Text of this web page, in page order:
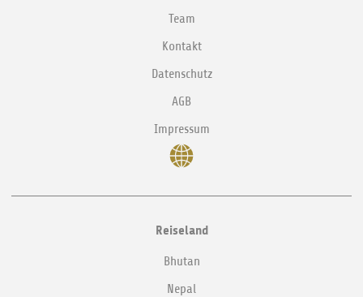
Team
Kontakt
Datenschutz
AGB
Impressum
Reiseland
Bhutan
Nepal